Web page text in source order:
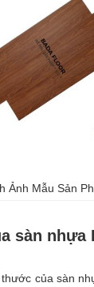
Ảnh Mẫu Sản
sàn nhựa
của sàn